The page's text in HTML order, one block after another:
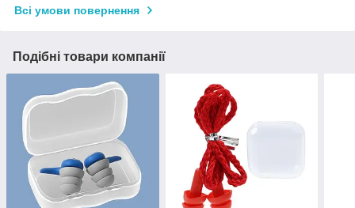
Всі умови повернення
Подібні товари компанії